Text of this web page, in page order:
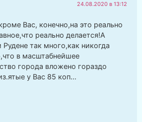
24.08.2020 в 13:12
Вас, конечно,на это реально
реально делается!А
Рудене так много,как никогда
в масштабнейшее
города вложено гораздо
у Вас 85 коп…